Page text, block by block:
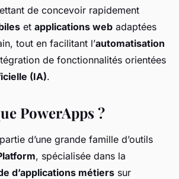
de concevoir rapidement
et applications web adaptées
tout en facilitant l’automatisation
de fonctionnalités orientées
(IA).
PowerApps ?
d’une grande famille d’outils
, spécialisée dans la
d’applications métiers sur